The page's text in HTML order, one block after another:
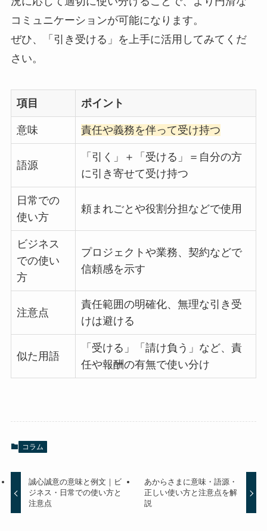
コミュニケーションが可能になります。
ぜひ、「引き受ける」を上手に活用してみてくだ
さい。
項目 ポイント
意味 責任や義務を伴って受け持つ
語源
「引く」＋「受ける」＝自分の方
に引き寄せて受け持つ
日常での
使い方
頼まれごとや役割分担などで使用
ビジネス
での使い
方
プロジェクトや業務、契約などで
信頼感を示す
注意点
責任範囲の明確化、無理な引き受
けは避ける
似た用語
「受ける」「請け負う」など、責
任や報酬の有無で使い分け
コラム
誠心誠意の意味と例文｜ビ
ジネス・日常での使い方と
注意点
あからさまに意味・語源・
正しい使い方と注意点を解
説